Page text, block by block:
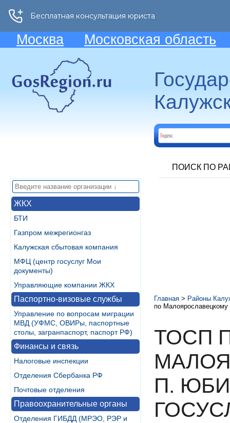
Москва Московская область
ПОИСК ПО
ЖКХ
БТИ
Газпром межрегионгаз
Калужская сбытовая компания
МФЦ (центр госуслуг Мои
документы)
Управляющие компании ЖКХ
Паспортно-визовые службы
Управление по вопросам миграции
МВД (УФМС, ОВИРы, паспортные
столы, загранпаспорт, паспорт РФ)
Финансы и связь
Налоговые инспекции
Отделения Сбербанка РФ
Почтовые отделения
Правоохранительные органы
Отделения ГИБДД (МРЭО, РЭР и
Главная > Районы
по Малоярославецкому
ТОСП
П.